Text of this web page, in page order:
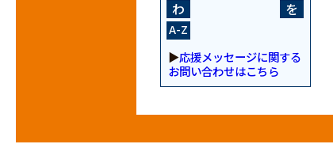
わ
を
A-Z
▶応援メッセージに関する
お問い合わせはこちら